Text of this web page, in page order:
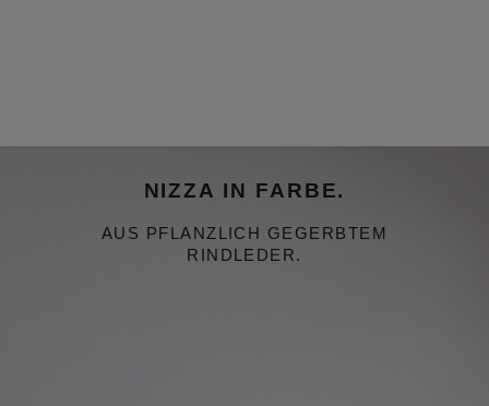
NIZZA IN FARBE.
AUS PFLANZLICH GEGERBTEM
RINDLEDER.